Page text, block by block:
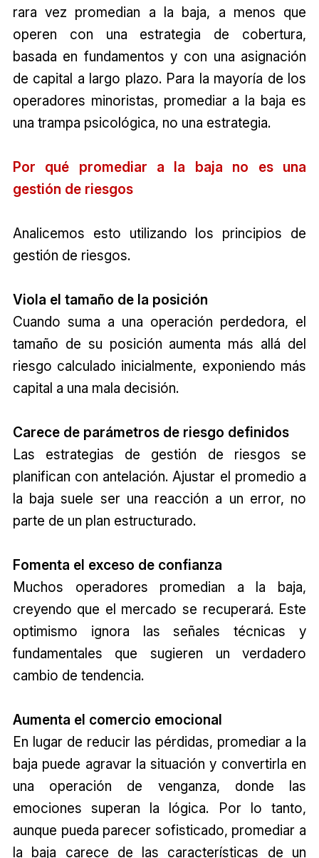
rara vez promedian a la baja, a menos que
operen con una estrategia de cobertura,
basada en fundamentos y con una asignación
de capital a largo plazo. Para la mayoría de los
operadores minoristas, promediar a la baja es
una trampa psicológica, no una estrategia.
Por qué promediar a la baja no es una
gestión de riesgos
Analicemos esto utilizando los principios de
gestión de riesgos.
Viola el tamaño de la posición
Cuando suma a una operación perdedora, el
tamaño de su posición aumenta más allá del
riesgo calculado inicialmente, exponiendo más
capital a una mala decisión.
Carece de parámetros de riesgo definidos
Las estrategias de gestión de riesgos se
planifican con antelación. Ajustar el promedio a
la baja suele ser una reacción a un error, no
parte de un plan estructurado.
Fomenta el exceso de confianza
Muchos operadores promedian a la baja,
creyendo que el mercado se recuperará. Este
optimismo ignora las señales técnicas y
fundamentales que sugieren un verdadero
cambio de tendencia.
Aumenta el comercio emocional
En lugar de reducir las pérdidas, promediar a la
baja puede agravar la situación y convertirla en
una operación de venganza, donde las
emociones superan la lógica. Por lo tanto,
aunque pueda parecer sofisticado, promediar a
la baja carece de las características de un